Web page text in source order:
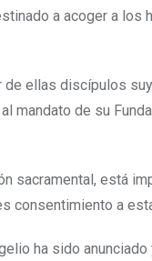
a acoger a los
de ellas discípulos
mandato de su
sacramental, está
consentimiento a
ha sido anunciado